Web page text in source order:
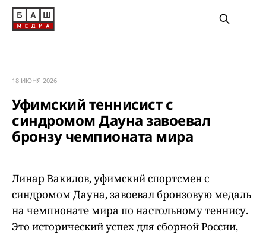
18 ИЮНЯ 2026
Уфимский теннисист с
синдромом Дауна завоевал
бронзу чемпионата мира
Линар Вакилов, уфимский спортсмен с
синдромом Дауна, завоевал бронзовую медаль
на чемпионате мира по настольному теннису.
Это исторический успех для сборной России,